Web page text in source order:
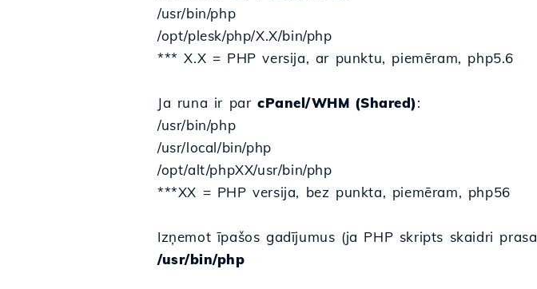
/usr/bin/php
/opt/plesk/php/X.X/bin/php
*** X.X = PHP versija, ar punktu, piemēram, php5.6
Ja runa ir par cPanel/WHM (Shared):
/usr/bin/php
/usr/local/bin/php
/opt/alt/phpXX/usr/bin/php
***XX = PHP versija, bez punkta, piemēram, php56
Izņemot īpašos gadījumus (ja PHP skripts skaidri
/usr/bin/php